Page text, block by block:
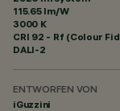
115.65 lm/W
3000 K
CRI 92 - Rf (Colour
DALI-2
ENTWORFEN VON
iGuzzini